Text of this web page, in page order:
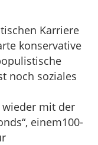
Karriere
konservative
noch soziales
mit der
einem100-